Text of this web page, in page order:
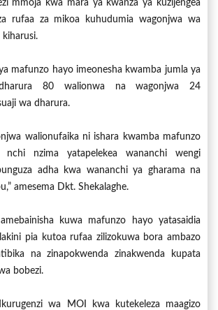
mmoja kwa mara ya kwanza ya kuzijengea
rufaa za mikoa kuhudumia wagonjwa wa
kiharusi.
mafunzo hayo imeonesha kwamba jumla ya
80 walionwa na wagonjwa 24
wa dharura.
walionufaika ni ishara kwamba mafunzo
nchi nzima yatapelekea wananchi wengi
adha kwa wananchi ya gharama na
amesema Dkt. Shekalaghe.
kuwa mafunzo hayo yatasaidia
pia kutoa rufaa zilizokuwa bora ambazo
na zinapokwenda zinakwenda kupata
bobezi.
wa MOI kwa kutekeleza maagizo